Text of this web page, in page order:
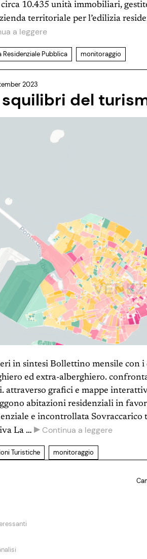
10.435 unità immobiliari,
territoriale per l’edilizia
a leggere
Residenziale Pubblica monitoraggio
2023
del
in sintesi Bollettino mensile con
ed extra-alberghiero.
attraverso grafici e mappe
abitazioni residenziali in
e incontrollata Sovraccarico
La … ▶ Continua a leggere
Turistiche monitoraggio